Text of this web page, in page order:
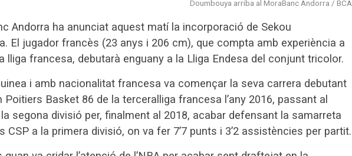
Doumbouya arriba al MoraBanc Andorra / BCA
Andorra ha anunciat aquest matí la incorporació de Sekou
El jugador francès (23 anys i 206 cm), que compta amb experiència a
lliga francesa, debutarà enguany a la Lliga Endesa del conjunt tricolor.
i amb nacionalitat francesa va començar la seva carrera debutant
Poitiers Basket 86 de la terceralliga francesa l’any 2016, passant al
segona divisió per, finalment al 2018, acabar defensant la samarreta
CSP a la primera divisió, on va fer 7’7 punts i 3’2 assistències per partit.